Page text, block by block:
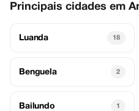
Principais cidades em
Luanda 18
Benguela 2
Bailundo 1